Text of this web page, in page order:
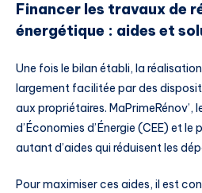
Financer les travaux de
énergétique : aides et
Une fois le bilan établi, la
largement facilitée par des
aux propriétaires. MaPrimeRénov’,
d’Économies d’Énergie (CEE) et
autant d’aides qui réduisent les
Pour maximiser ces aides, il est